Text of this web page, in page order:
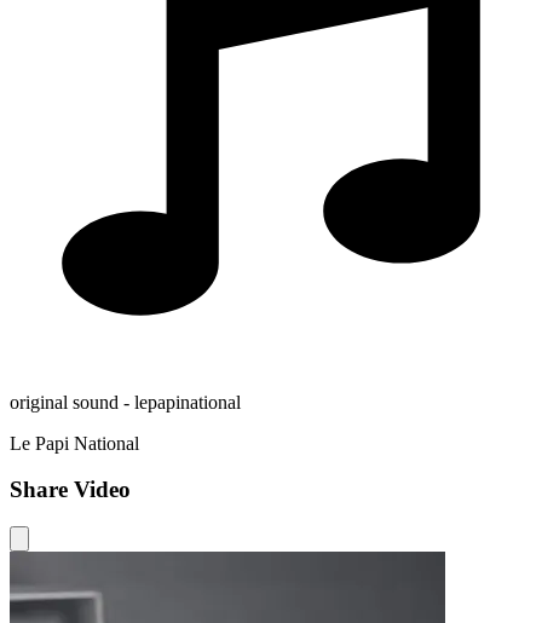
original sound - lepapinational
Le Papi National
Share Video